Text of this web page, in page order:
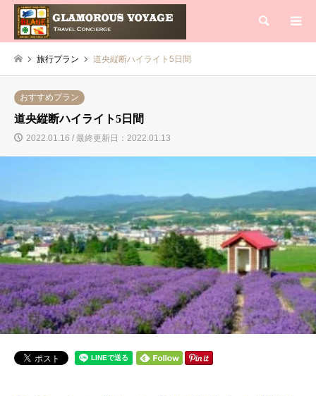
検索
旅行プラン 道央縦断ハイライト5日間
おすすめプラン
道央縦断ハイライト5日間
2022.01.16 / 最終更新日：2022.01.13